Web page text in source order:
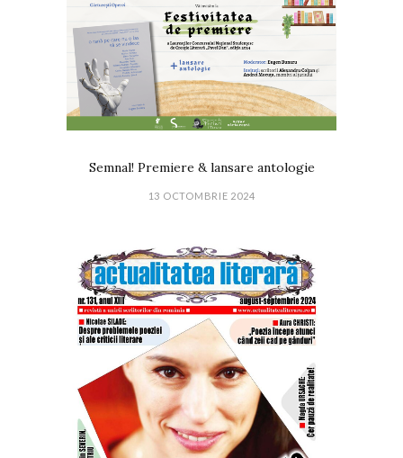
Semnal! Premiere & lansare antologie
13 OCTOMBRIE 2024